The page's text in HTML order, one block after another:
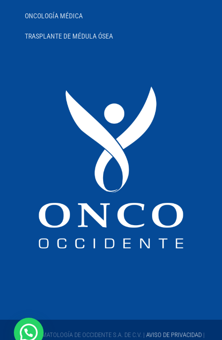
ONCOLOGÍA MÉDICA
TRASPLANTE DE MÉDULA ÓSEA
ONCO HEMATOLOGÍA DE OCCIDENTE S.A. DE C.V. | AVISO DE PRIVACIDAD|